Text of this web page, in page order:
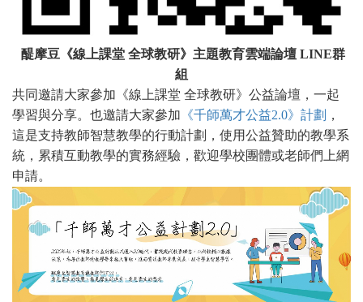
醍摩豆《線上課堂 全球教研》主題教育雲端論壇 LINE群
組
共同邀請大家參加《線上課堂 全球教研》公益論壇，一起
學習與分享。也邀請大家參加 《千師萬才公益2.0》計劃
，
這是支持教師智慧教學的行動計劃，使用公益贊助的教學系
統，累積互動教學的實務經驗，歡迎學校團體或老師們上網
申請。